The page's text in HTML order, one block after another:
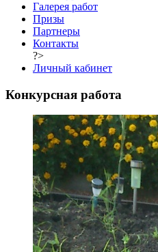
Галерея работ
Призы
Партнеры
Контакты
?>
Личный кабинет
Конкурсная работа